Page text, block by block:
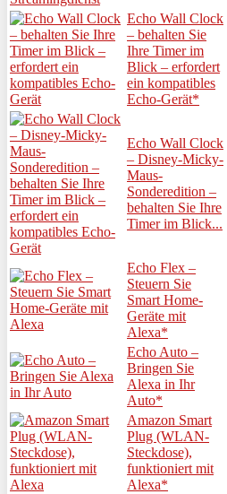
Echo Wall Clock
– behalten Sie
Ihre Timer im
Blick – erfordert
ein kompatibles
Echo-Gerät*
Echo Wall Clock
– Disney-Micky-
Maus-
Sonderedition –
behalten Sie Ihre
Timer im Blick...
Echo Flex –
Steuern Sie
Smart Home-
Geräte mit
Alexa*
Echo Auto –
Bringen Sie
Alexa in Ihr
Auto*
Amazon Smart
Plug (WLAN-
Steckdose),
funktioniert mit
Alexa*